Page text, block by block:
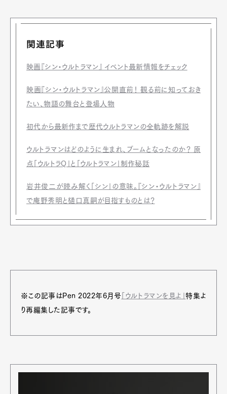
関連記事
映画『シン・ウルトラマン』 イベント最新情報をチェック
映画『シン・ウルトラマン』公開直前！ 観る前に知っておき
たい、物語の舞台と登場人物
初代から最新作まで歴代ウルトラマンの全軌跡を解説
ウルトラマンはどのように生まれ、ブームとなったのか？ 原
点「ウルトラQ」と「ウルトラマン」制作秘話
岩井俊二が読み解く「シン」の意味。『シン・ウルトラマン』
で庵野秀明と樋口真嗣が目指すものとは？
※この記事はPen 2022年6月号 「ウルトラマンを見よ」特集よ
り再編集した記事です。